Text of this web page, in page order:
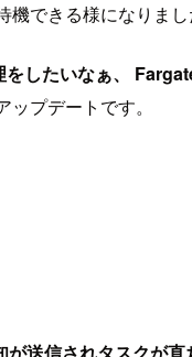
できる様になりまし
たいなぁ、
プデートです。